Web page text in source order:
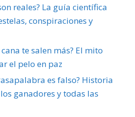
reales? La guía científica
conspiraciones y
te salen más? El mito
el pelo en paz
es falso? Historia
ganadores y todas las